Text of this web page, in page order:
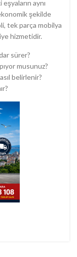
aynı
şekilde
tek parça mobilya
hizmetidir.
sürer?
musunuz?
belirlenir?